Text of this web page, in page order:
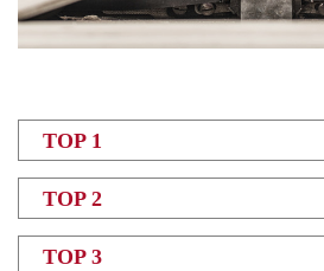
TOP 1
TOP 2
TOP 3